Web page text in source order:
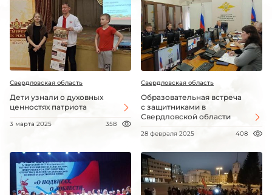
Свердловская область
Дети узнали о духовных
ценностях патриота
3 марта 2025 358
Свердловская область
Образовательная встреча
с защитниками в
Свердловской области
28 февраля 2025 408